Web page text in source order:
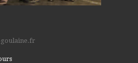
goulaine.fr